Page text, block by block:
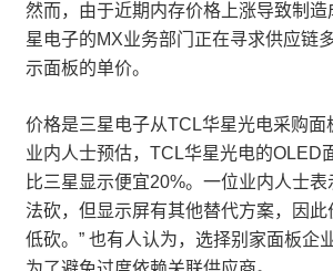
然而，由于近期内存价格上涨导致制造
星电子的MX业务部门正在寻求供应链
示面板的单价。
价格是三星电子从TCL华星光电采购面
业内人士预估，TCL华星光电的OLED
比三星显示便宜20%。一位业内人士表
法砍，但显示屏有其他替代方案，因
低砍。” 也有人认为，选择别家面板企